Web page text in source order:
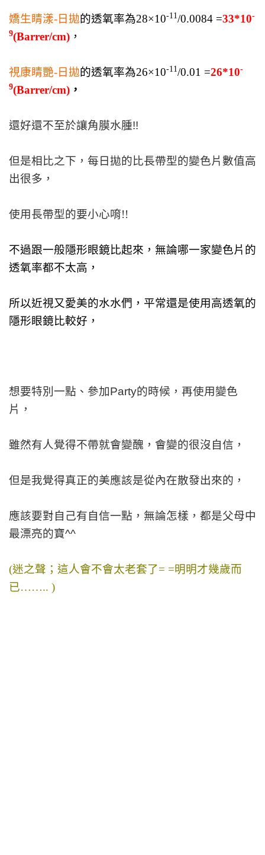
嬌生睛漾-日拋的透氧率為28×10-11/0.0084 =33*10-
9(Barrer/cm) ，
視康睛艷-日拋的透氧率為26×10-11/0.01 =26*10-
9(Barrer/cm) ，
還好還不至於讓角膜水腫!!
但是相比之下，每日拋的比長帶型的變色片數值高
出很多，
使用長帶型的要小心唷!!
不過跟一般隱形眼鏡比起來，無論哪一家變色片的
透氧率都不太高，
所以近視又愛美的水水們，平常還是使用高透氧的
隱形眼鏡比較好，
想要特別一點、參加Party的時候，再使用變色
片，
雖然有人覺得不帶就會變醜，會變的很沒自信，
但是我覺得真正的美應該是從內在散發出來的，
應該要對自己有自信一點，無論怎樣，都是父母中
最漂亮的寶^^
(迷之聲；這人會不會太老套了= =明明才幾歲而
已…….. )